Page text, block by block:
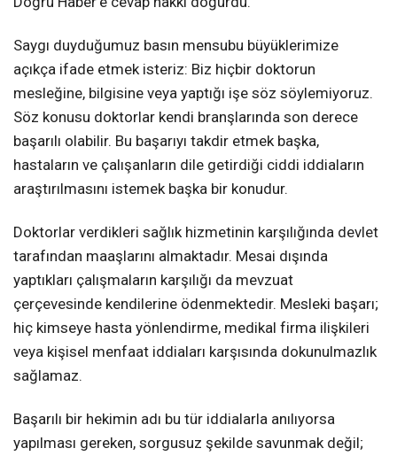
Saygı duyduğumuz basın mensubu büyüklerimize
açıkça ifade etmek isteriz: Biz hiçbir doktorun
mesleğine, bilgisine veya yaptığı işe söz söylemiyoruz.
Söz konusu doktorlar kendi branşlarında son derece
başarılı olabilir. Bu başarıyı takdir etmek başka,
hastaların ve çalışanların dile getirdiği ciddi iddiaların
araştırılmasını istemek başka bir konudur.
Doktorlar verdikleri sağlık hizmetinin karşılığında devlet
tarafından maaşlarını almaktadır. Mesai dışında
yaptıkları çalışmaların karşılığı da mevzuat
çerçevesinde kendilerine ödenmektedir. Mesleki başarı;
hiç kimseye hasta yönlendirme, medikal firma ilişkileri
veya kişisel menfaat iddiaları karşısında dokunulmazlık
sağlamaz.
Başarılı bir hekimin adı bu tür iddialarla anılıyorsa
yapılması gereken, sorgusuz şekilde savunmak değil;